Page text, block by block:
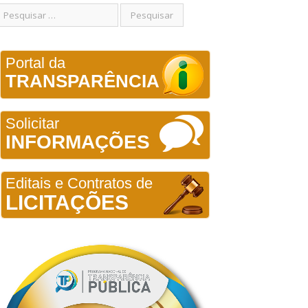
Portal da
TRANSPARÊNCIA
Solicitar
INFORMAÇÕES
Editais e Contratos de
LICITAÇÕES